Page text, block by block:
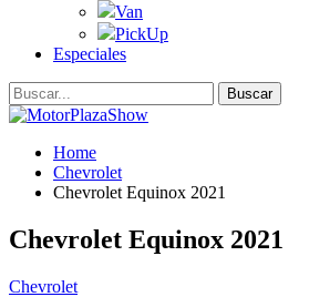
Van
PickUp
Especiales
Home
Chevrolet
Chevrolet Equinox 2021
Chevrolet Equinox 2021
Chevrolet